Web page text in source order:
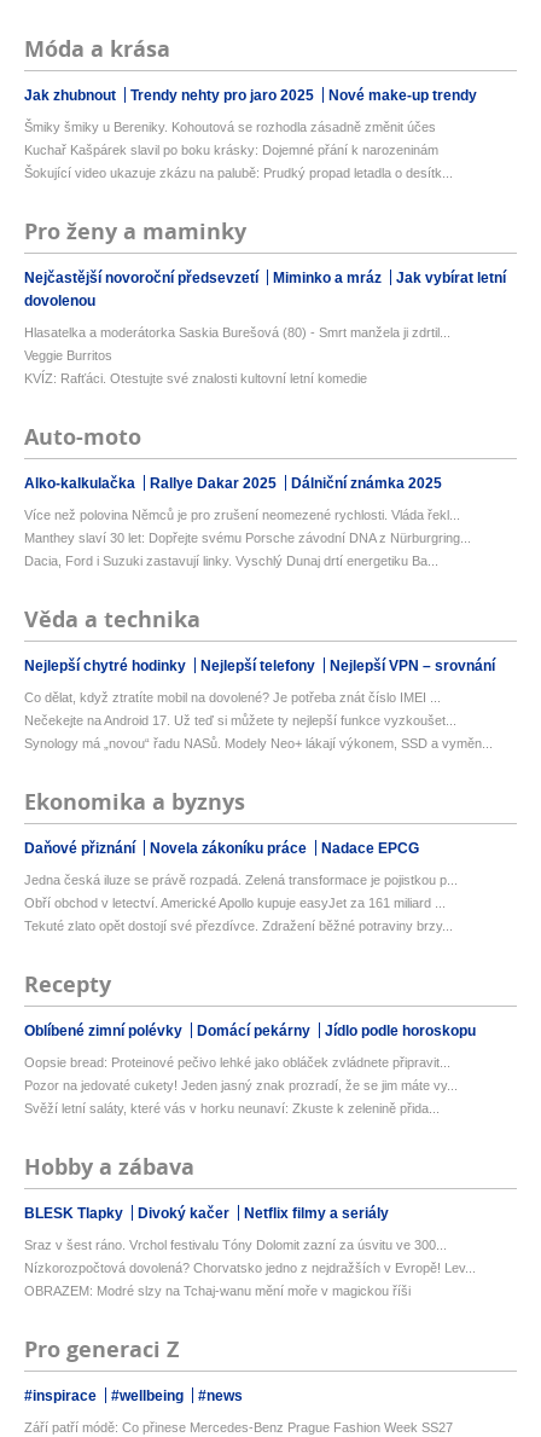
Móda a krása
Jak zhubnout Trendy nehty pro jaro 2025 Nové make-up trendy
Šmiky šmiky u Bereniky. Kohoutová se rozhodla zásadně změnit účes
Kuchař Kašpárek slavil po boku krásky: Dojemné přání k narozeninám
Šokující video ukazuje zkázu na palubě: Prudký propad letadla o desítk...
Pro ženy a maminky
Nejčastější novoroční předsevzetí Miminko a mráz
Jak vybírat letní
dovolenou
Hlasatelka a moderátorka Saskia Burešová (80) - Smrt manžela ji zdrtil...
Veggie Burritos
KVÍZ: Rafťáci. Otestujte své znalosti kultovní letní komedie
Auto-moto
Alko-kalkulačka Rallye Dakar 2025 Dálniční známka 2025
Více než polovina Němců je pro zrušení neomezené rychlosti. Vláda řekl...
Manthey slaví 30 let: Dopřejte svému Porsche závodní DNA z Nürburgring...
Dacia, Ford i Suzuki zastavují linky. Vyschlý Dunaj drtí energetiku Ba...
Věda a technika
Nejlepší chytré hodinky Nejlepší telefony Nejlepší VPN – srovnání
Co dělat, když ztratíte mobil na dovolené? Je potřeba znát číslo IMEI ...
Nečekejte na Android 17. Už teď si můžete ty nejlepší funkce vyzkoušet...
Synology má „novou“ řadu NASů. Modely Neo+ lákají výkonem, SSD a vyměn...
Ekonomika a byznys
Daňové přiznání Novela zákoníku práce Nadace EPCG
Jedna česká iluze se právě rozpadá. Zelená transformace je pojistkou p...
Obří obchod v letectví. Americké Apollo kupuje easyJet za 161 miliard ...
Tekuté zlato opět dostojí své přezdívce. Zdražení běžné potraviny brzy...
Recepty
Oblíbené zimní polévky Domácí pekárny Jídlo podle horoskopu
Oopsie bread: Proteinové pečivo lehké jako obláček zvládnete připravit...
Pozor na jedovaté cukety! Jeden jasný znak prozradí, že se jim máte vy...
Svěží letní saláty, které vás v horku neunaví: Zkuste k zelenině přida...
Hobby a zábava
BLESK Tlapky Divoký kačer Netflix filmy a seriály
Sraz v šest ráno. Vrchol festivalu Tóny Dolomit zazní za úsvitu ve 300...
Nízkorozpočtová dovolená? Chorvatsko jedno z nejdražších v Evropě! Lev...
OBRAZEM: Modré slzy na Tchaj-wanu mění moře v magickou říši
Pro generaci Z
#inspirace #wellbeing #news
Září patří módě: Co přinese Mercedes-Benz Prague Fashion Week SS27